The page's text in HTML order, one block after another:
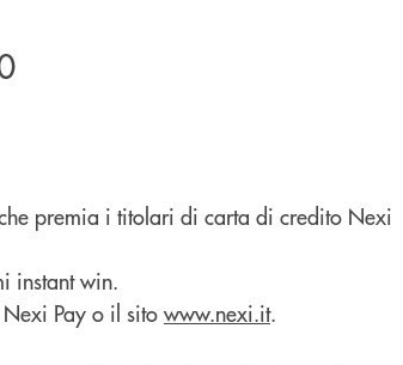
premia i titolari di carta di credito Nexi
instant win.
Pay o il sito www.nexi.it.